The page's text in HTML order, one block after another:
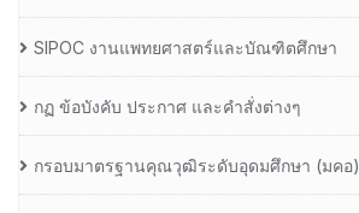
SIPOC งานแพทยศาสตร์และบัณฑิตศึกษา
กฏ ข้อบังคับ ประกาศ และคำสั่งต่างๆ
กรอบมาตรฐานคุณวุฒิระดับอุดมศึกษา (มคอ)